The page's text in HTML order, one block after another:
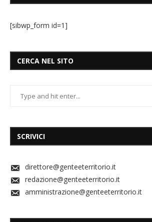
[sibwp_form id=1]
CERCA NEL SITO
SCRIVICI
direttore@genteeterritorio.it
redazione@genteeterritorio.it
amministrazione@genteeterritorio.it